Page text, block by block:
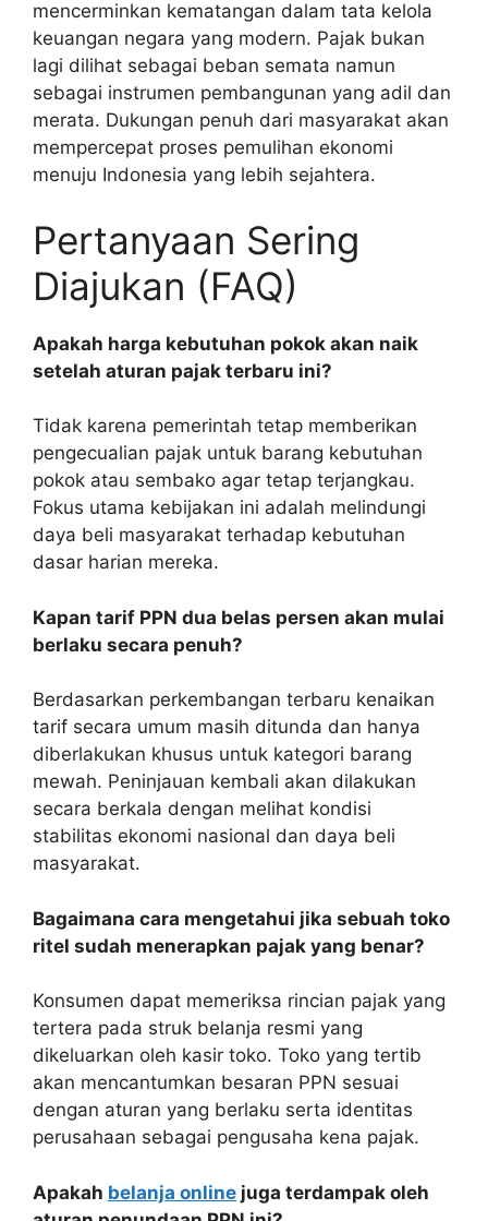
mencerminkan kematangan dalam tata kelola
keuangan negara yang modern. Pajak bukan
lagi dilihat sebagai beban semata namun
sebagai instrumen pembangunan yang adil dan
merata. Dukungan penuh dari masyarakat akan
mempercepat proses pemulihan ekonomi
menuju Indonesia yang lebih sejahtera.
Pertanyaan Sering
Diajukan (FAQ)
Apakah harga kebutuhan pokok akan naik
setelah aturan pajak terbaru ini?
Tidak karena pemerintah tetap memberikan
pengecualian pajak untuk barang kebutuhan
pokok atau sembako agar tetap terjangkau.
Fokus utama kebijakan ini adalah melindungi
daya beli masyarakat terhadap kebutuhan
dasar harian mereka.
Kapan tarif PPN dua belas persen akan mulai
berlaku secara penuh?
Berdasarkan perkembangan terbaru kenaikan
tarif secara umum masih ditunda dan hanya
diberlakukan khusus untuk kategori barang
mewah. Peninjauan kembali akan dilakukan
secara berkala dengan melihat kondisi
stabilitas ekonomi nasional dan daya beli
masyarakat.
Bagaimana cara mengetahui jika sebuah toko
ritel sudah menerapkan pajak yang benar?
Konsumen dapat memeriksa rincian pajak yang
tertera pada struk belanja resmi yang
dikeluarkan oleh kasir toko. Toko yang tertib
akan mencantumkan besaran PPN sesuai
dengan aturan yang berlaku serta identitas
perusahaan sebagai pengusaha kena pajak.
Apakah belanja online juga terdampak oleh